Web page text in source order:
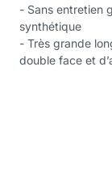
- Sans entretien
synthétique
- Très grande
double face et